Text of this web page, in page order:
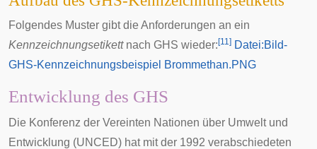
Folgendes Muster gibt die Anforderungen an ein
Kennzeichnungsetikettnach GHS wieder: [11] Datei:Bild-
GHS-Kennzeichnungsbeispiel Brommethan.PNG
Entwicklung des GHS
Die Konferenz der Vereinten Nationen über Umwelt und
Entwicklung (UNCED) hat mit der 1992 verabschiedeten